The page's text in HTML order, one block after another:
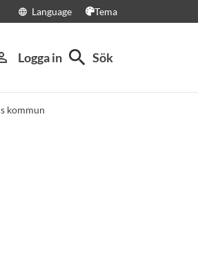
language Language Tema
Logga in search Sök
kommun